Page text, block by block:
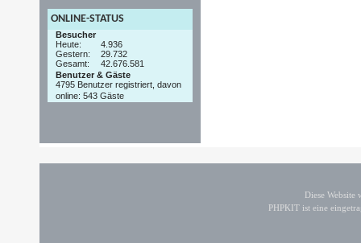
ONLINE-STATUS
Besucher
Heute:
4.936
Gestern:
29.732
Gesamt:
42.676.581
Benutzer & Gäste
4795 Benutzer registriert, davon
online: 543 Gäste
Diese
PHPKIT ist eine